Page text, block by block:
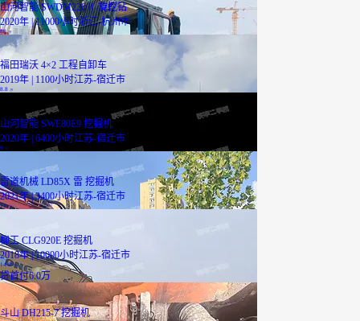
山河智能 SWDM220Ⅱ 旋挖钻
2020年 | 11000小时浙江-杭州市
88万
福田瑞沃 4×2 工程自卸车
2019年 | 1100小时江苏-宿迁市
8.8 万
山河智能 SWE80E9 挖掘机
2020年 | 6400小时江苏-宿迁市
9 万
雷道机械 LD85X 雷 挖掘机
2021年 | 3400小时江苏-宿迁市
11万
柳工 CLG920E 挖掘机
2018年 | 10000小时江苏-宿迁市
14.9万
贷首付6.0万
斗山 DH215-7 挖掘机